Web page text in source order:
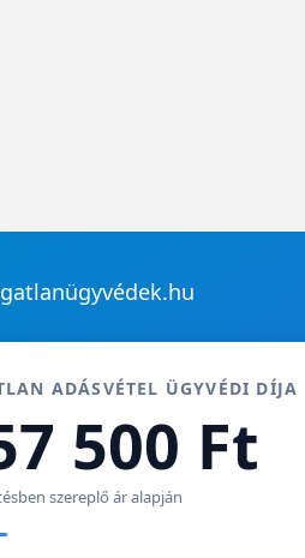
ADÁSVÉTEL ÜGYVÉDI DÍJA
500 Ft
szereplő ár alapján